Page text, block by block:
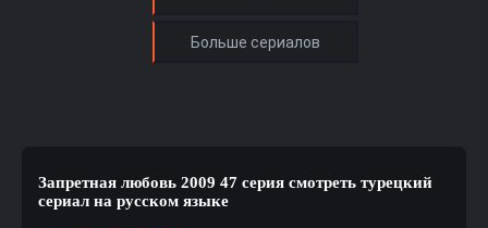
Запретная любовь 2009 47 серия смотреть турецкий
сериал на русском языке